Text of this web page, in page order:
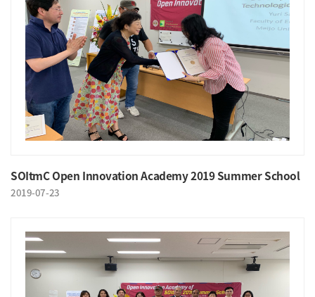
SOItmC Open Innovation Academy 2019 Summer School
2019-07-23